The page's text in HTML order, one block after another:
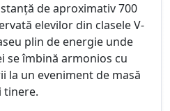
de aproximativ 700
elevilor din clasele V-
plin de energie unde
se îmbină armonios cu
la un eveniment de masă
tinere.